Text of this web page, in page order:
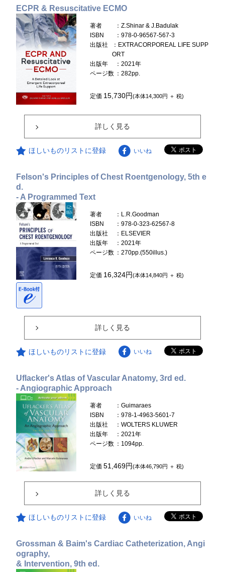
ECPR & Resuscitative ECMO
著者
：Z.Shinar & J.Badulak
ISBN
：978-0-96567-567-3
出版社
：EXTRACORPOREAL LIFE SUPP
ORT
出版年
：2021年
ページ数 ：282pp.
定価 15,730円(本体14,300円 ＋ 税)
詳しく見る
ほしいものリストに登録 いいね
Felson's Principles of Chest Roentgenology, 5th e
d.
- A Programmed Text
著者
：L.R.Goodman
ISBN
：978-0-323-62567-8
出版社
：ELSEVIER
出版年
：2021年
ページ数 ：270pp.(550illus.)
定価 16,324円(本体14,840円 ＋ 税)
詳しく見る
ほしいものリストに登録 いいね
Uflacker's Atlas of Vascular Anatomy, 3rd ed.
- Angiographic Approach
著者
：Guimaraes
ISBN
：978-1-4963-5601-7
出版社
：WOLTERS KLUWER
出版年
：2021年
ページ数 ：1094pp.
定価51,469円(本体46,790円 ＋ 税)
詳しく見る
ほしいものリストに登録 いいね
Grossman & Baim's Cardiac Catheterization, Angi
ography,
& Intervention, 9th ed.